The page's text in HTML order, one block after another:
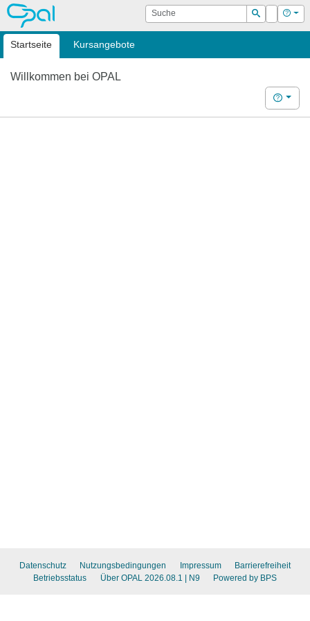
OPAL Suche
Suchen
Login Hilfe
Startseite Kursangebote
Willkommen bei OPAL
Hilfe
Datenschutz Nutzungsbedingungen Impressum
Barrierefreiheit
Betriebsstatus
Über OPAL 2026.08.1 | N9 Powered by BPS